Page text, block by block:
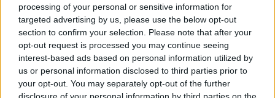
processing of your personal or sensitive information for
targeted advertising by us, please use the below opt-out
section to confirm your selection. Please note that after your
opt-out request is processed you may continue seeing
interest-based ads based on personal information utilized by
us or personal information disclosed to third parties prior to
your opt-out. You may separately opt-out of the further
disclosure of your personal information by third parties on the
hogueras de esta noche mágica, siempre en buena
compañía y con seguridad.
Comentarios (0)